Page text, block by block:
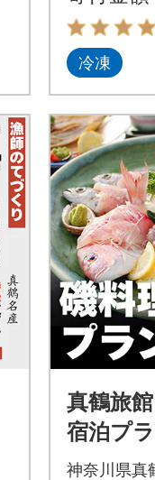
冷凍
真鶴旅
宿泊プ
神奈川県真